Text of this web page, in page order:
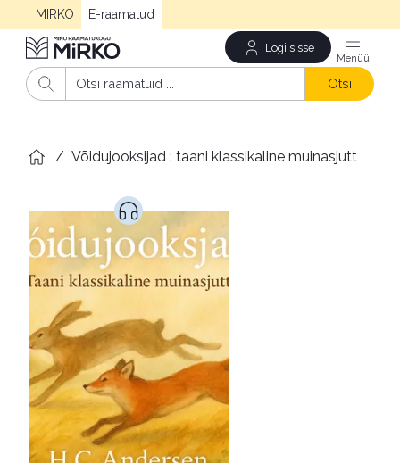
MIRKO E-raamatud
Logi sisse
Otsi
/ Võidujooksijad : taani klassikaline muinasjutt